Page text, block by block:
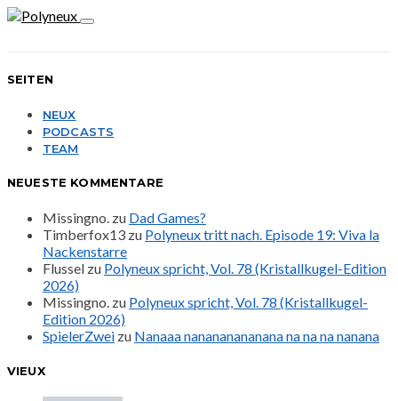
SEITEN
NEUX
PODCASTS
TEAM
NEUESTE KOMMENTARE
Missingno. zu Dad Games?
Timberfox13 zu Polyneux tritt nach. Episode 19: Viva la
Nackenstarre
Flussel zu Polyneux spricht, Vol. 78 (Kristallkugel-Edition
2026)
Missingno. zu Polyneux spricht, Vol. 78 (Kristallkugel-
Edition 2026)
SpielerZwei zu Nanaaa nanananananana na na na nanana
VIEUX